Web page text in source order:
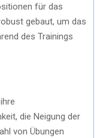
für das
gebaut, um das
des Trainings
die Neigung der
von Übungen